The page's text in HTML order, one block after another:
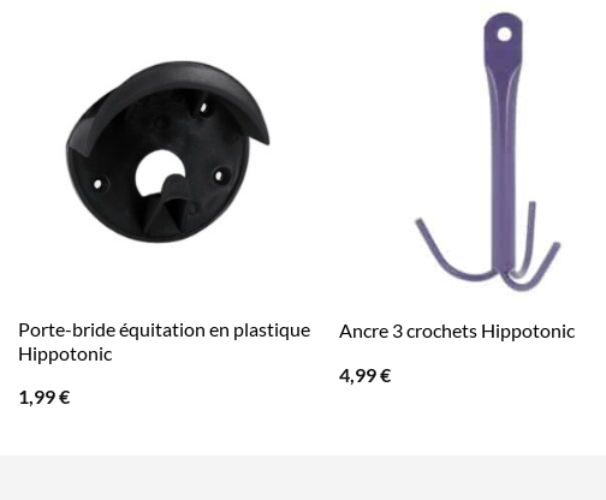
Porte-bride équitation en plastique
Hippotonic
1,99€
Ancre 3 crochets Hippotonic
4,99€